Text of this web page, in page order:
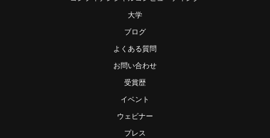
大学
ブログ
よくある質問
お問い合わせ
受賞歴
イベント
ウェビナー
プレス